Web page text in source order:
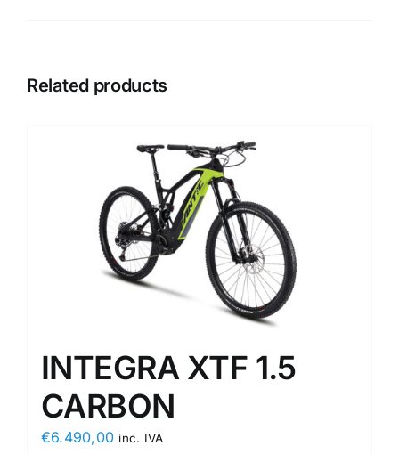
Related products
INTEGRA XTF 1.5
CARBON
€6.490,00 inc. IVA